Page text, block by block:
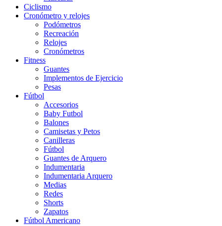
Ciclismo
Cronómetro y relojes
Podómetros
Recreación
Relojes
Cronómetros
Fitness
Guantes
Implementos de Ejercicio
Pesas
Fútbol
Accesorios
Baby Futbol
Balones
Camisetas y Petos
Canilleras
Fútbol
Guantes de Arquero
Indumentaria
Indumentaria Arquero
Medias
Redes
Shorts
Zapatos
Fútbol Americano